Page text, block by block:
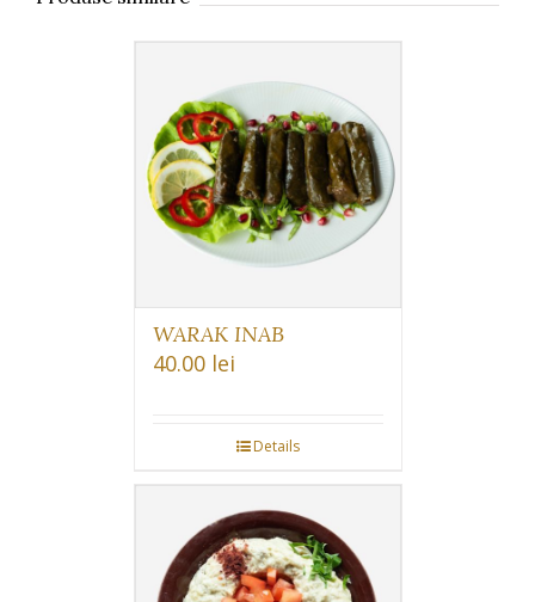
WARAK INAB
40.00 lei
Details